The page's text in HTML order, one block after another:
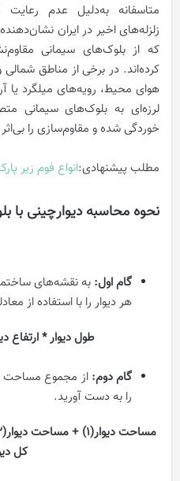
متاسفانه به‌دلیل عدم رعایت
زلزله‌های اخیر در ایران
که از بلوک‌های سیمانی
کرده‌اند. در برخی از مناطق
هوای محیط، رویه‌های میلگرد یا
لرزه‌ای به بلوک‌های سیمانی
خوردگی شده و مقاوم‌سازی را
مطلب پیشنهادی:انواع فوم زیر
نحوه محاسبه دیوارچینی
گام اول: به نقشه‌های
هر دیوار را با استفاده از
طول دیوار *ارتفاع
گام دوم: از مجموع مساحت
را به دست آورید.
مساحت دیوار(1) +
مساحت دیوار(2)
کل